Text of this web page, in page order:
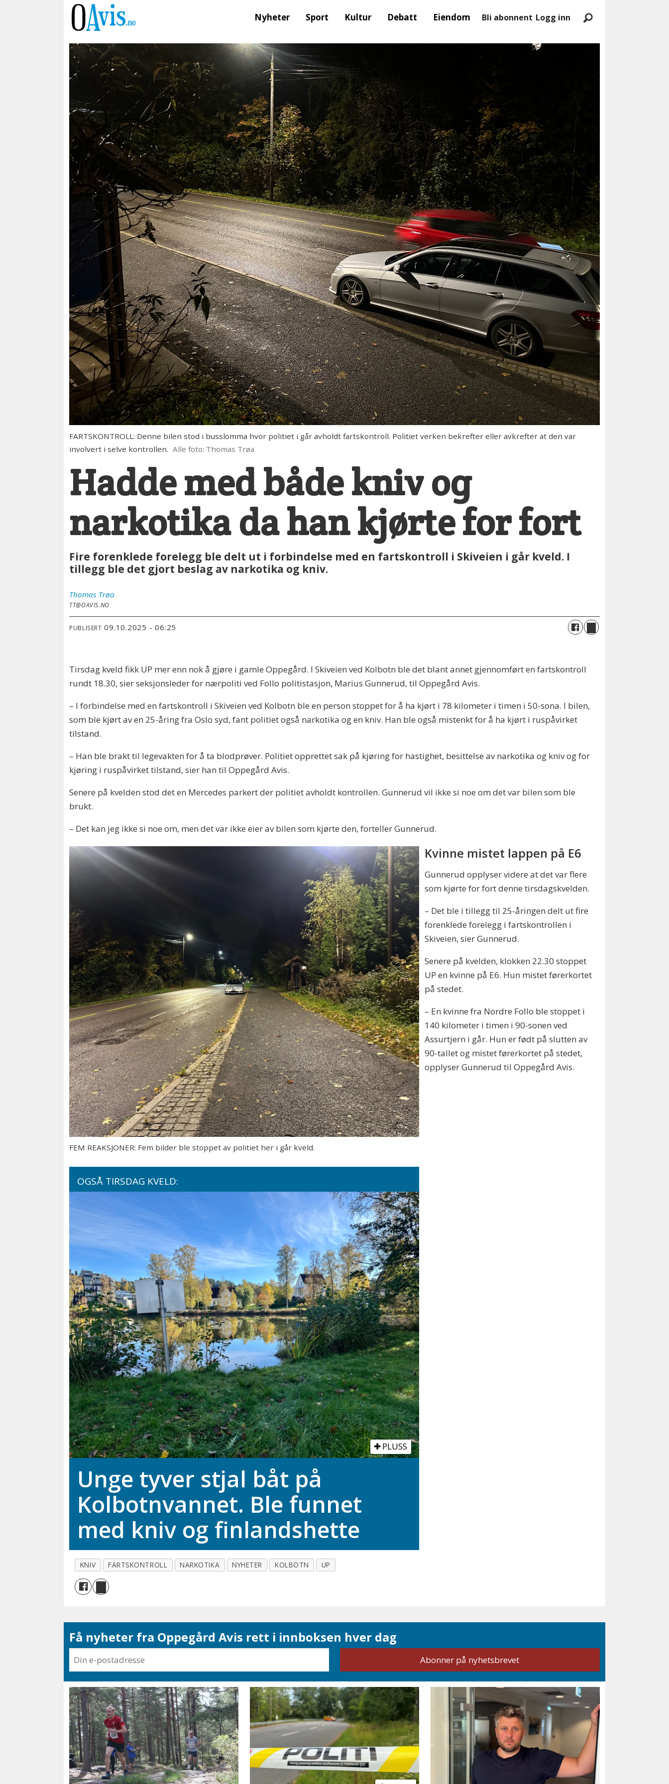
Nyheter Sport Kultur Debatt Eiendom Bli abonnent Logg inn
FARTSKONTROLL: Denne bilen stod i busslomma hvor politiet i går avholdt fartskontroll. Politiet verken bekrefter eller avkrefter at den var
involvert i selve kontrollen. Alle foto: Thomas Trøa
Hadde med både kniv og
narkotika da han kjørte for fort
Fire forenklede forelegg ble delt ut i forbindelse med en fartskontroll i Skiveien i går kveld. I
tillegg ble det gjort beslag av narkotika og kniv.
Thomas Trøa
TT@OAVIS.NO
PUBLISERT 09.10.2025 - 06:25
Tirsdag kveld fikk UP mer enn nok å gjøre i gamle Oppegård. I Skiveien ved Kolbotn ble det blant annet gjennomført en fartskontroll
rundt 18.30, sier seksjonsleder for nærpoliti ved Follo politistasjon, Marius Gunnerud, til Oppegård Avis.
– I forbindelse med en fartskontroll i Skiveien ved Kolbotn ble en person stoppet for å ha kjørt i 78 kilometer i timen i 50-sona. I bilen,
som ble kjørt av en 25-åring fra Oslo syd, fant politiet også narkotika og en kniv. Han ble også mistenkt for å ha kjørt i ruspåvirket
tilstand.
– Han ble brakt til legevakten for å ta blodprøver. Politiet opprettet sak på kjøring for hastighet, besittelse av narkotika og kniv og for
kjøring i ruspåvirket tilstand, sier han til Oppegård Avis.
Senere på kvelden stod det en Mercedes parkert der politiet avholdt kontrollen. Gunnerud vil ikke si noe om det var bilen som ble
brukt.
– Det kan jeg ikke si noe om, men det var ikke eier av bilen som kjørte den, forteller Gunnerud.
FEM REAKSJONER: Fem bilder ble stoppet av politiet her i går kveld.
Kvinne mistet lappen på E6
Gunnerud opplyser videre at det var flere
som kjørte for fort denne tirsdagskvelden.
– Det ble i tillegg til 25-åringen delt ut fire
forenklede forelegg i fartskontrollen i
Skiveien, sier Gunnerud.
Senere på kvelden, klokken 22.30 stoppet
UP en kvinne på E6. Hun mistet førerkortet
på stedet.
– En kvinne fra Nordre Follo ble stoppet i
140 kilometer i timen i 90-sonen ved
Assurtjern i går. Hun er født på slutten av
90-tallet og mistet førerkortet på stedet,
opplyser Gunnerud til Oppegård Avis.
OGSÅ TIRSDAG KVELD:
PLUSS
Unge tyver stjal båt på
Kolbotnvannet. Ble funnet
med kniv og finlandshette
KNIV FARTSKONTROLL NARKOTIKA NYHETER KOLBOTN UP
Få nyheter fra Oppegård Avis rett i innboksen hver dag